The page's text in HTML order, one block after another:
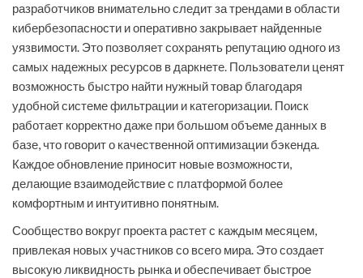
разработчиков внимательно следит за трендами в области
кибербезопасности и оперативно закрывает найденные
уязвимости. Это позволяет сохранять репутацию одного из
самых надежных ресурсов в даркнете. Пользователи ценят
возможность быстро найти нужный товар благодаря
удобной системе фильтрации и категоризации. Поиск
работает корректно даже при большом объеме данных в
базе, что говорит о качественной оптимизации бэкенда.
Каждое обновление приносит новые возможности,
делающие взаимодействие с платформой более
комфортным и интуитивно понятным.
Сообщество вокруг проекта растет с каждым месяцем,
привлекая новых участников со всего мира. Это создает
высокую ликвидность рынка и обеспечивает быстрое